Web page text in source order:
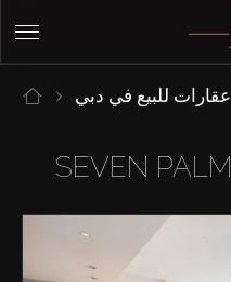
عقارات للبيع في دبي